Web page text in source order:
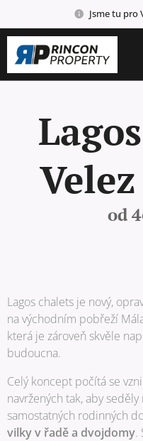
Jsme tu pro
od
Lagos chalets je nový,
na východním pobřeží
která je zároveň skvěle
budoucna.
Celý koncept počítá se
navržených tak, aby
samostatných rodinných
vilky v řadě a dvojdomy.